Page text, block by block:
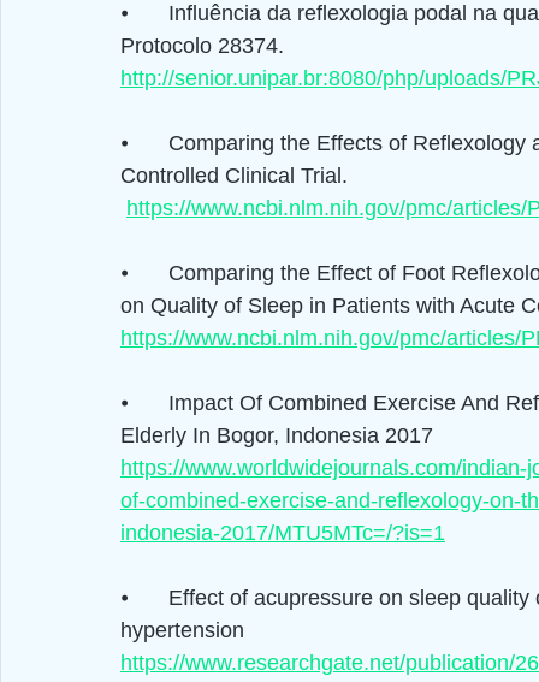
⦁	Influência da reflexologia podal na qualidade do sono: estudo de múltiplos casos
Protocolo 28374.
http://senior.unipar.br:8080/php/uploads/
⦁	Comparing the Effects of Reflexology and Footbath on Sleep Quality in the Elderly: A
Controlled Clinical Trial.
https://www.ncbi.nlm.nih.gov/pmc/articles/
⦁	Comparing the Effect of Foot Reflexology Massage, Foot Bath and Their Combination
on Quality of Sleep in Patients with Acute
https://www.ncbi.nlm.nih.gov/pmc/articles/
⦁	Impact Of Combined Exercise And Reflexology On The Quality Of Sleep Among
Elderly In Bogor, Indonesia 2017
https://www.worldwidejournals.com/
of-combined-exercise-and-reflexology-on-
indonesia-2017/MTU5MTc=/?is=1
⦁	Effect of acupressure on sleep quality of middle-aged and elderly patients with
hypertension
https://www.researchgate.net/publication/